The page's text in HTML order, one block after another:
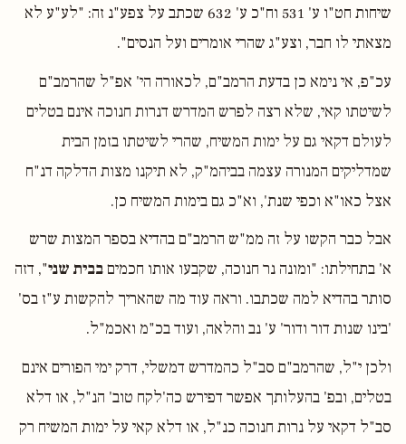
שיחות חט"ו ע' 531 וח"כ ע' 632 שכתב על צפע"נ זה: "לע"ע לא
מצאתי לו חבר, וצע"ג שהרי אומרים ועל הנסים".
עכ"פ, אי נימא כן בדעת הרמב"ם, לכאורה הי' אפ"ל שהרמב"ם
לשיטתו קאי, שלא רצה לפרש המדרש דנרות חנוכה אינם בטלים
לעולם דקאי גם על ימות המשיח, שהרי לשיטתו בזמן הבית
שמדליקים המנורה עצמה בביהמ"ק, לא תיקנו מצות הדלקה דנ"ח
אצל כאו"א וכפי שנת', וא"כ גם בימות המשיח כן.
אבל כבר הקשו על זה ממ"ש הרמב"ם בהדיא בספר המצות שרש
א' בתחילתו: "ומונה נר חנוכה, שקבעו אותו חכמיםבבית שני", דזה
סותר בהדיא למה שכתבו. וראה עוד מה שהאריך להקשות ע"ז בס'
'בינו שנות דור ודור' ע' נב והלאה, ועוד בכ"מ ואכמ"ל.
ולכן י"ל, שהרמב"ם סב"ל כהמדרש דמשלי, דרק ימי הפורים אינם
בטלים, ובפ' בהעלותך אפשר דפירש כה'לקח טוב' הנ"ל, או דלא
סב"ל דקאי על נרות חנוכה כנ"ל, או דלא קאי על ימות המשיח רק